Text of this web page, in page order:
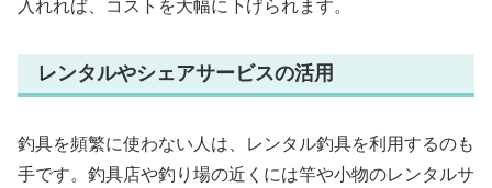
入れれば、コストを大幅に下げられます。
レンタルやシェアサービスの活用
釣具を頻繁に使わない人は、レンタル釣具を利用するのも
手です。釣具店や釣り場の近くには竿や小物のレンタルサ